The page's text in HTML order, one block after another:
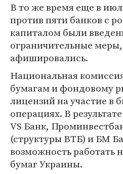
В то же время еще в
против пяти банков с
капиталом были
ограничительные
афишировались.
Национальная
бумагам и фондовому
лицензий на участие в
операциях. В
VS Банк,
(структуры ВТБ) и БМ
возможность работать
бумаг Украины.